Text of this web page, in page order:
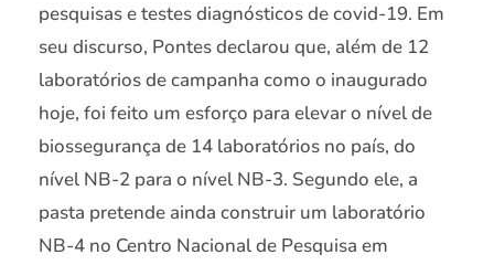
pesquisas e testes diagnósticos de covid-19. Em
seu discurso, Pontes declarou que, além de 12
laboratórios de campanha como o inaugurado
hoje, foi feito um esforço para elevar o nível de
biossegurança de 14 laboratórios no país, do
nível NB-2 para o nível NB-3. Segundo ele, a
pasta pretende ainda construir um laboratório
NB-4 no Centro Nacional de Pesquisa em